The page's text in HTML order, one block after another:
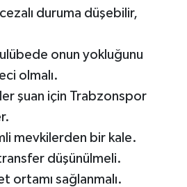
duruma düşebilir,
onun yokluğunu
olmalı.
şuan için Trabzonspor
mevkilerden bir kale.
düşünülmeli.
ortamı sağlanmalı.